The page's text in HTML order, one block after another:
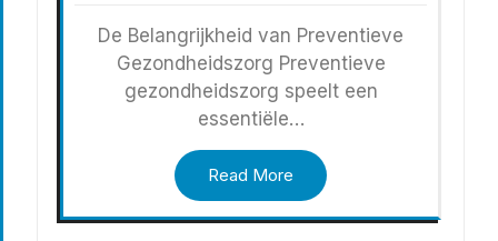
De Belangrijkheid van Preventieve
Gezondheidszorg Preventieve
gezondheidszorg speelt een
essentiële…
Read More